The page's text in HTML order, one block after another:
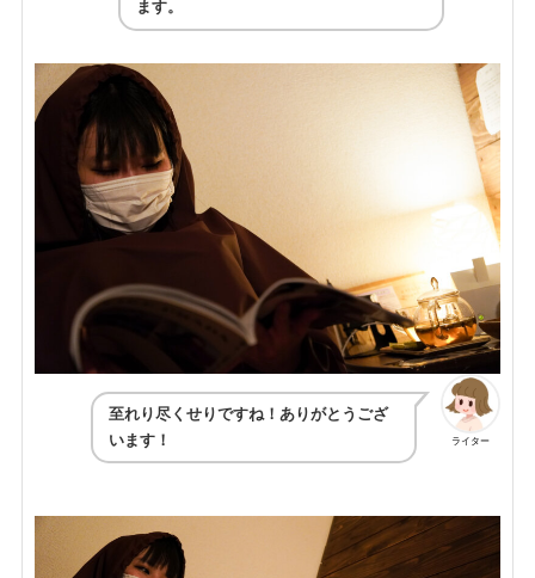
ます。
ライター
至れり尽くせりですね！ありがとうござ
います！